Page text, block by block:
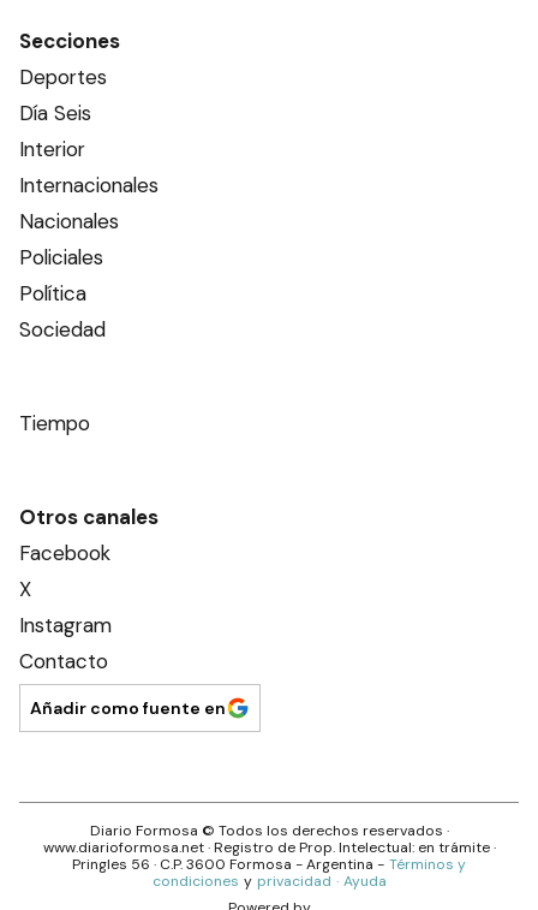
Secciones
Deportes
Día Seis
Interior
Internacionales
Nacionales
Policiales
Política
Sociedad
Tiempo
Otros canales
Facebook
X
Instagram
Contacto
Añadir como fuente en
Diario Formosa © Todos los derechos reservados ·
www.diarioformosa.net · Registro de Prop. Intelectual: en trámite ·
Pringles 56 · C.P.3600 Formosa - Argentina - Términos y
condiciones y privacidad · Ayuda